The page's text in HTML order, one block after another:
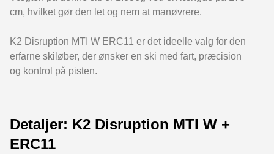
cm, hvilket gør den let og nem at manøvrere.
K2 Disruption MTI W ERC11 er det ideelle valg for den
erfarne skiløber, der ønsker en ski med fart, præcision
og kontrol på pisten.
Detaljer: K2 Disruption MTI W +
ERC11